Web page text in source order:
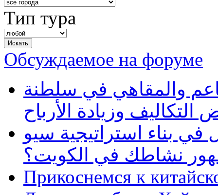
Тип тура
Обсуждаемое на форуме
والمقاهي في سلطنة
وزيادة الأرباح
بناء استراتيجية سيو
نشاطك في الكويت؟
Прикоснемся к